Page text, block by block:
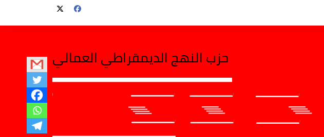
حزب النهج الديمقراطي العمالي